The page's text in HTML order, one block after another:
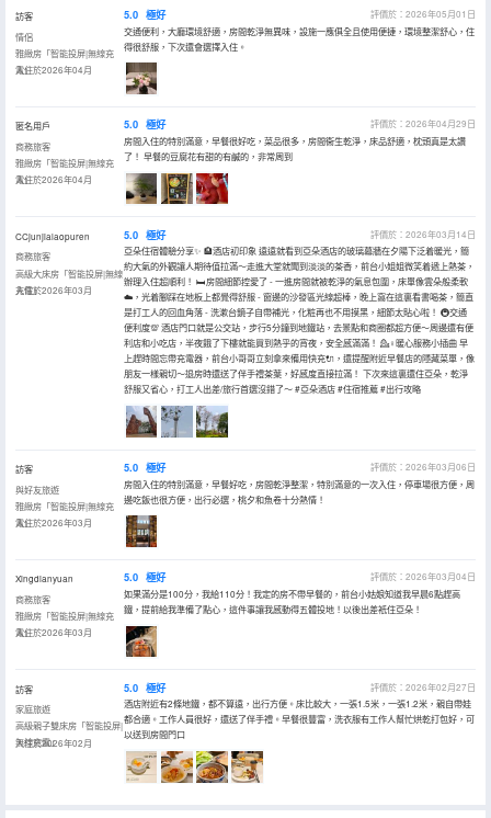
訪客
情侶
雅緻房「智能投屏|無線充
電」
入住於2026年04月
5.0 極好
評價於：2026年05月01日
交通便利，大廳環境舒適，房間乾淨無異味，設施一應俱全且使用便捷，環境整潔舒心，住
得很舒服，下次還會選擇入住。
匿名用戶
商務旅客
雅緻房「智能投屏|無線充
電」
入住於2026年04月
5.0 極好
評價於：2026年04月29日
房間入住的特別滿意，早餐很好吃，菜品很多，房間衞生乾淨，床品舒適，枕頭真是太讚
了！ 早餐的豆腐花有甜的有鹹的，非常周到
CCjunjialaopuren
商務旅客
高級大床房「智能投屏|無線
充電」
入住於2026年03月
5.0 極好
評價於：2026年03月14日
亞朵住宿體驗分享✨ 🏨酒店初印象 遠遠就看到亞朵酒店的玻璃幕牆在夕陽下泛着暖光，簡
約大氣的外觀讓人期待值拉滿～走進大堂就聞到淡淡的茶香，前台小姐姐微笑着遞上熱茶，
辦理入住超順利！ 🛏️房間細節控愛了 - 一進房間就被乾淨的氣息包圍，床單像雲朵般柔軟
☁️，光着腳踩在地板上都覺得舒服 - 窗邊的沙發區光線超棒，晚上窩在這裏看書喝茶，簡直
是打工人的回血角落 - 洗漱台鏡子自帶補光，化粧再也不用摸黑，細節太貼心啦！ 🚇交通
便利度💯 酒店門口就是公交站，步行5分鐘到地鐵站，去景點和商圈都超方便～周邊還有便
利店和小吃店，半夜餓了下樓就能買到熱乎的宵夜，安全感滿滿！ 💁♀️暖心服務小插曲 早
上趕時間忘帶充電器，前台小哥哥立刻拿來備用快充🔌，還提醒附近早餐店的隱藏菜單，像
朋友一樣親切～退房時還送了伴手禮茶葉，好感度直接拉滿！ 下次來這裏還住亞朵，乾淨
舒服又省心，打工人出差/旅行首選沒錯了～ #亞朵酒店 #住宿推薦 #出行攻略
訪客
與好友旅遊
雅緻房「智能投屏|無線充
電」
入住於2026年03月
5.0 極好
評價於：2026年03月06日
房間入住的特別滿意，早餐好吃，房間乾淨整潔，特別滿意的一次入住，停車場很方便，周
邊吃飯也很方便，出行必選，桃夕和魚卷十分熱情！
Xingdianyuan
商務旅客
雅緻房「智能投屏|無線充
電」
入住於2026年03月
5.0 極好
評價於：2026年03月04日
如果滿分是100分，我給110分！我定的房不帶早餐的，前台小姑娘知道我早晨6點趕高
鐵，提前給我準備了點心，這件事讓我感動得五體投地！以後出差衹住亞朵！
訪客
家庭旅遊
高級親子雙床房「智能投屏|
無線充電」
入住於2026年02月
5.0 極好
評價於：2026年02月27日
酒店附近有2條地鐵，都不算遠，出行方便。床比較大，一張1.5米，一張1.2米，親自帶娃
都合適。工作人員很好，還送了伴手禮。早餐很豐富，洗衣服有工作人幫忙烘乾打包好，可
以送到房間門口